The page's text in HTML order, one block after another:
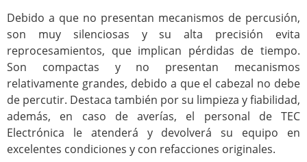
Debido a que no presentan mecanismos de percusión,
son muy silenciosas y su alta precisión evita
reprocesamientos, que implican pérdidas de tiempo.
Son compactas y no presentan mecanismos
relativamente grandes, debido a que el cabezal no debe
de percutir. Destaca también por su limpieza y fiabilidad,
además, en caso de averías, el personal de TEC
Electrónica le atenderá y devolverá su equipo en
excelentes condiciones y con refacciones originales.